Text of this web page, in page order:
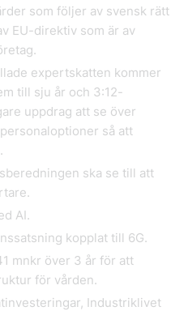
som följer av svensk rätt
EU-direktiv som är av
expertskatten kommer
till sju år och 3:12-
uppdrag att se över
så att
ska se till att
AI.
kopplat till 6G.
mnkr över 3 år för att
för vården.
Industriklivet